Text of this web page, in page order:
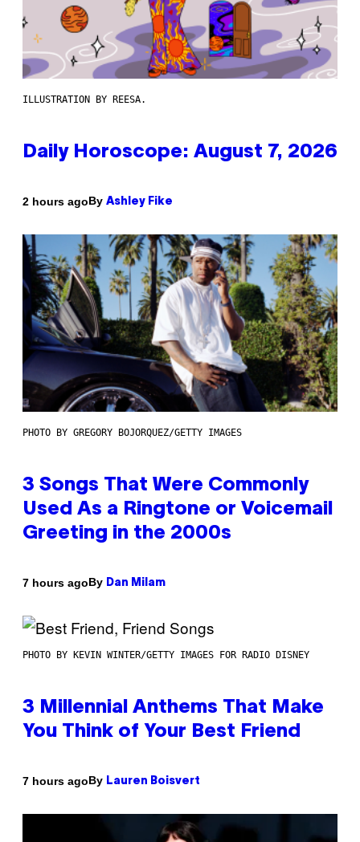
ILLUSTRATION BY REESA.
Daily Horoscope: August 7, 2026
2 hours agoBy Ashley Fike
PHOTO BY GREGORY BOJORQUEZ/GETTY IMAGES
3 Songs That Were Commonly
Used As a Ringtone or Voicemail
Greeting in the 2000s
7 hours agoBy Dan Milam
PHOTO BY KEVIN WINTER/GETTY IMAGES FOR RADIO DISNEY
3 Millennial Anthems That Make
You Think of Your Best Friend
7 hours agoBy Lauren Boisvert